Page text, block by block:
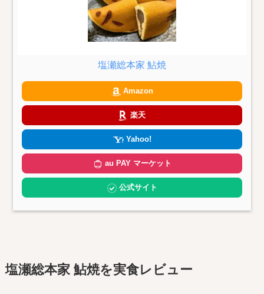
塩瀬総本家 鮎焼
Amazon
楽天
Yahoo!
au PAY マーケット
公式サイト
塩瀬総本家 鮎焼を実食レビュー